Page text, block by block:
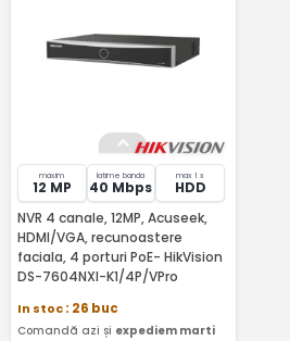
maxim
12 MP
latime banda
40 Mbps
max 1 x
HDD
NVR 4 canale, 12MP, Acuseek,
HDMI/VGA, recunoastere
faciala, 4 porturi PoE- HikVision
DS-7604NXI-K1/4P/VPro
In stoc: 26 buc
Comandă azi și expediem marti